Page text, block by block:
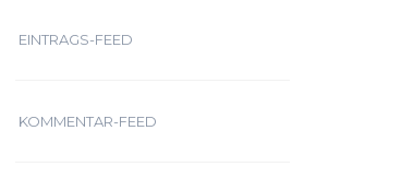
EINTRAGS-FEED
KOMMENTAR-FEED